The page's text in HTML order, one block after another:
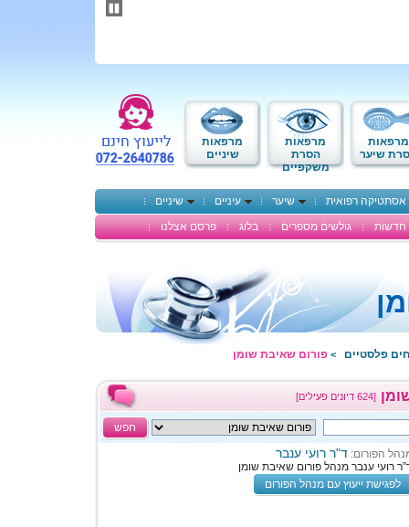
מרפאות
שיער
מרפאות
הסרת
משקפיים
מרפאות
שיניים
אסתטיקה רפואית שיער עיניים
שיניים
חדשות
גולשים מספרים בלוג פרסם אצלנו
פלסטיים > פורום שאיבת שומן
[624 דיונים פעילים]
חפש
הפורום: ד"ר רועי ענבר
רועי ענבר מנהל פורום שאיבת שומן
לפגישת ייעוץ עם מנהל הפורום